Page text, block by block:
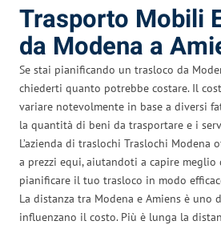
Trasporto Mobili
da Modena a
Se stai pianificando un trasloco da
chiederti quanto potrebbe costare. Il
variare notevolmente in base a diversi
la quantità di beni da trasportare e i
L’azienda di traslochi Traslochi Modena
a prezzi equi, aiutandoti a capire meglio
pianificare il tuo trasloco in modo
La distanza tra Modena e Amiens è
influenzano il costo. Più è lunga la